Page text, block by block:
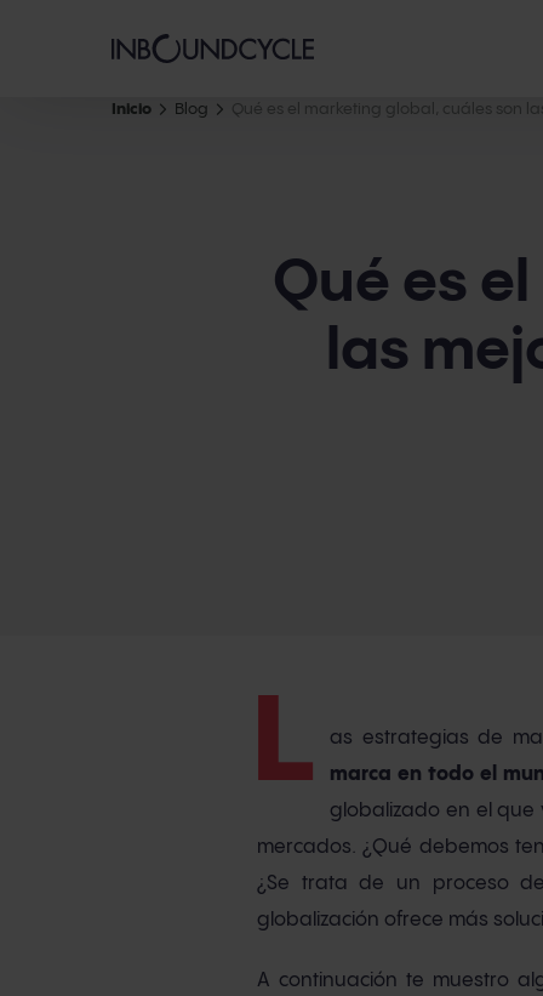
Inicio Blog Qué es el marketing global, cuáles son
Qué es
las
L as estrategias de
marca en todo el
globalizado en el que
mercados. ¿Qué debemos
¿Se trata de un proceso
globalización ofrece más
A continuación te muestro